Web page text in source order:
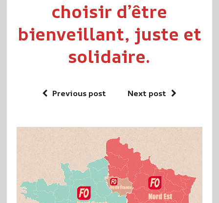
choisir d’être
bienveillant, juste et
solidaire.
Previous post Next post